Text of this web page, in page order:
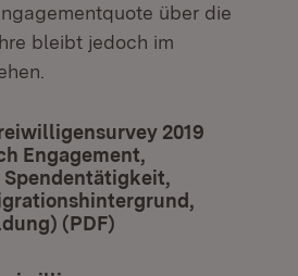
über die
bleibt jedoch im
2019
Engagement,
(PDF)